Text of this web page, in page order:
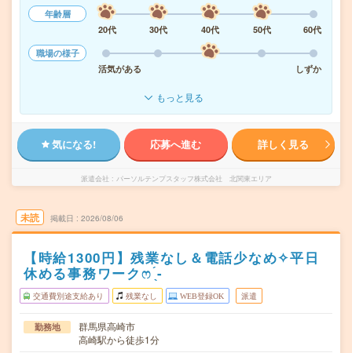
年齢層
20代
30代 40代 50代
60代
職場の様子
活気がある
しずか
もっと見る
気になる! 応募へ進む 詳しく見る
派遣会社 パーソルテンプスタッフ株式会社 北関東エリア
未読 掲載日 2026/08/06
【時給1300円】残業なし＆電話少なめ✧平日
休める事務ワークෆ ̖́-
交通費別途支給あり 残業なし WEB登録OK 派遣
勤務地
群馬県高崎市
高崎駅から徒歩1分